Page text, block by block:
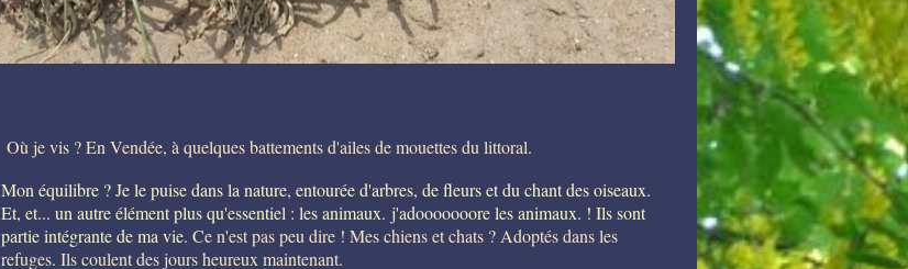
Où je vis ? En Vendée, à quelques battements d'ailes de mouettes du littoral.
Mon équilibre ? Je le puise dans la nature, entourée d'arbres, de fleurs et du chant des oiseaux.
Et, et... un autre élément plus qu'essentiel : les animaux. j'adooooooore les animaux. ! Ils sont
partie intégrante de ma vie. Ce n'est pas peu dire ! Mes chiens et chats ? Adoptés dans les
refuges. Ils coulent des jours heureux maintenant.